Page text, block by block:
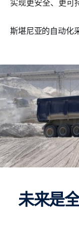
实现更安全、更可
斯堪尼亚的自动化
未来